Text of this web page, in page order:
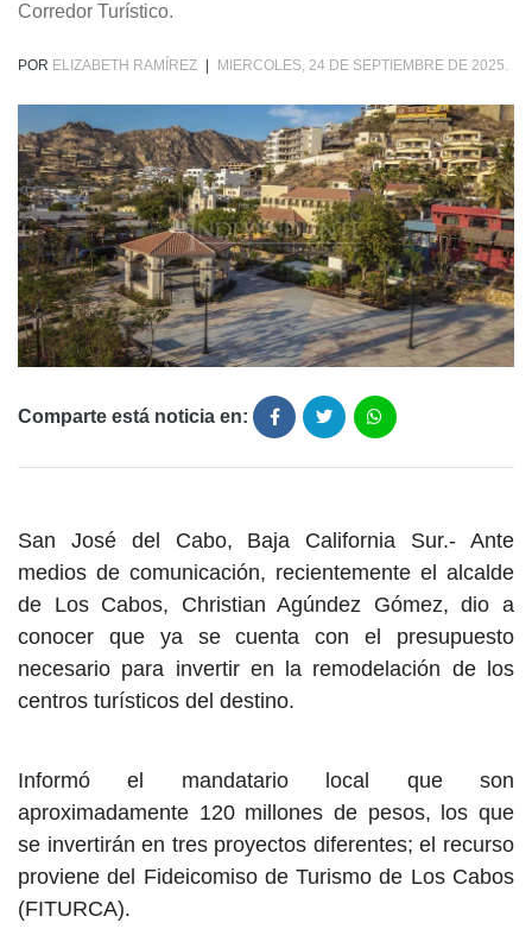
Corredor Turístico.
POR ELIZABETH RAMÍREZ MIERCOLES, 24 DE SEPTIEMBRE DE 2025.
Comparte está noticia en:
San José del Cabo, Baja California Sur.- Ante
medios de comunicación, recientemente el alcalde
de Los Cabos, Christian Agúndez Gómez, dio a
conocer que ya se cuenta con el presupuesto
necesario para invertir en la remodelación de los
centros turísticos del destino.
Informó el mandatario local que son
aproximadamente 120 millones de pesos, los que
se invertirán en tres proyectos diferentes; el recurso
proviene del Fideicomiso de Turismo de Los Cabos
(FITURCA).